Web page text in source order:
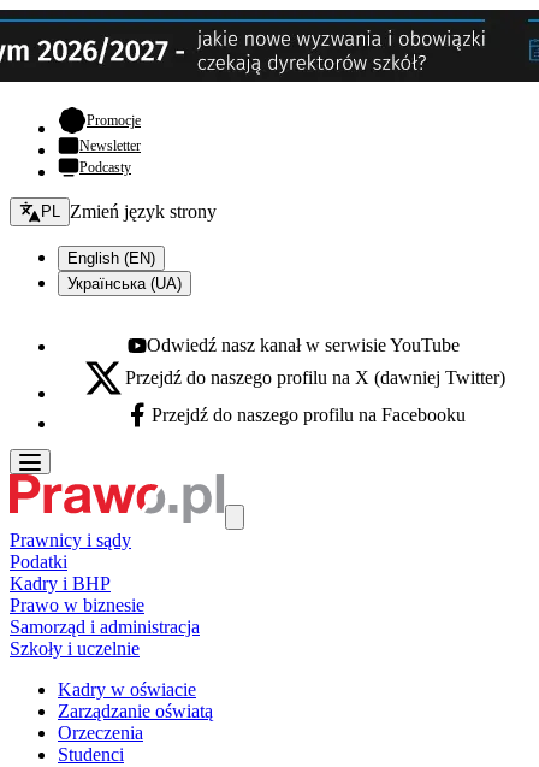
Promocje- otwiera się w nowej karcie
Newsletter
Podcasty
Zmień język - bieżący:
PL Zmień język strony
English (EN)
Українська (UA)
Youtube - otwiera się w nowej karcie
Odwiedź nasz kanał w serwisie YouTube
X - otwiera się w nowej karcie
Przejdź do naszego profilu na X (dawniej Twitter)
Facebook - otwiera się w nowej karcie
Przejdź do naszego profilu na Facebooku
Prawnicy i sądy
Podatki
Kadry i BHP
Prawo w biznesie
Samorząd i administracja
Szkoły i uczelnie
Kadry w oświacie
Zarządzanie oświatą
Orzeczenia
Studenci